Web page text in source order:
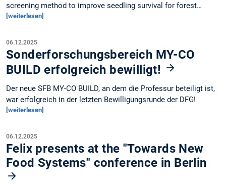
screening method to improve seedling survival for forest…
[weiterlesen]
06.12.2025
Sonderforschungsbereich MY-CO
BUILD erfolgreich bewilligt!
Der neue SFB MY-CO BUILD, an dem die Professur beteiligt ist,
war erfolgreich in der letzten Bewilligungsrunde der DFG!
[weiterlesen]
06.12.2025
Felix presents at the "Towards New
Food Systems" conference in Berlin